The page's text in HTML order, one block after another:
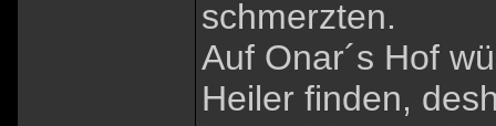
schmerzten.
Auf Onar´s Hof
Heiler finden,